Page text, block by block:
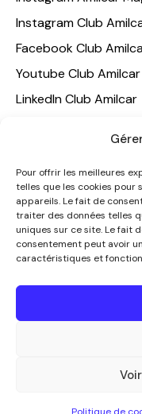
Pour offrir les meilleures
telles que les cookies pour
appareils. Le fait de
traiter des données telles
uniques sur ce site. Le fait
consentement peut avoir
caractéristiques et
Instagram Club
Facebook Club
Youtube Club Amilcar
LinkedIn Club Amilcar
NOTRE GROUPE
ACCUEIL
AMILCAR TRAVEL
CLUB AMILCAR,
AGENCE MEDIANE
CONTACT
+33 7 49 60 92
CLUB AMILCAR by